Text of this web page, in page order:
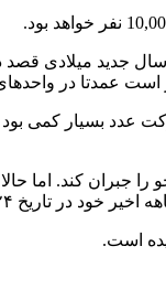
این شرکت عدد
جبران کند. اما
انجام خواهد داد.
است.